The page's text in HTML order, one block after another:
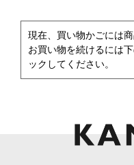
現在、買い物かごには
お買い物を続けるには
ックしてください。